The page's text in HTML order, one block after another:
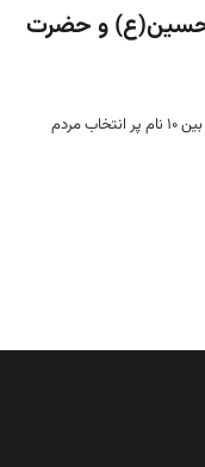
و حضرت
نام‌های حسین، امیرحسین، ابوالفضل و امیرعباس در بین ۱۰ نام پر انتخاب مردم